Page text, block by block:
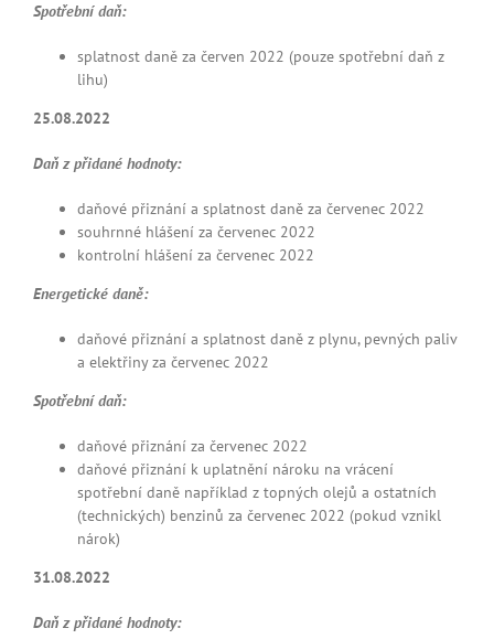
Spotřební daň:
splatnost daně za červen 2022 (pouze spotřební daň z
lihu)
25.08.2022
Daň z přidané hodnoty:
daňové přiznání a splatnost daně za červenec 2022
souhrnné hlášení za červenec 2022
kontrolní hlášení za červenec 2022
Energetické daně:
daňové přiznání a splatnost daně z plynu, pevných paliv
a elektřiny za červenec 2022
Spotřební daň:
daňové přiznání za červenec 2022
daňové přiznání k uplatnění nároku na vrácení
spotřební daně například z topných olejů a ostatních
(technických) benzinů za červenec 2022 (pokud vznikl
nárok)
31.08.2022
Daň z přidané hodnoty: